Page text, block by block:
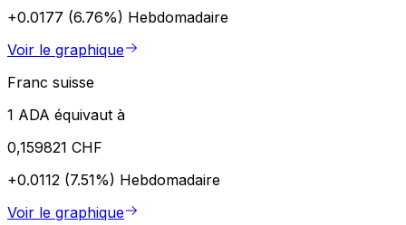
+0.0177 (6.76%) Hebdomadaire
Voir le graphique
Franc suisse
1 ADA équivaut à
0,159821 CHF
+0.0112 (7.51%) Hebdomadaire
Voir le graphique